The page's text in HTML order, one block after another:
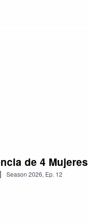
de 4 Mujeres
| Season 2026, Ep. 12